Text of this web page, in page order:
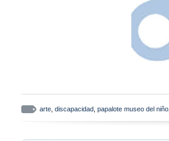
arte discapacidad papalote museo del niño